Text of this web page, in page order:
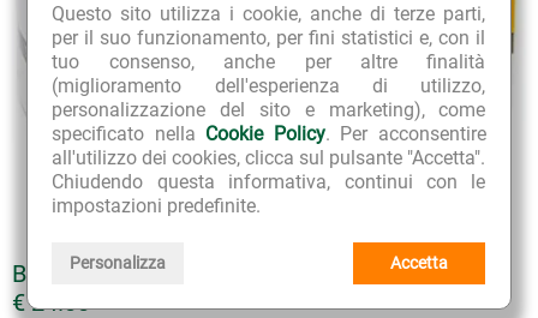
Questo sito utilizza i cookie, anche di terze parti,
per il suo funzionamento, per fini statistici e, con il
tuo consenso, anche per altre finalità
(miglioramento dell'esperienza di utilizzo,
personalizzazione del sito e marketing), come
specificato nella Cookie Policy. Per acconsentire
all'utilizzo dei cookies, clicca sul pulsante "Accetta".
Chiudendo questa informativa, continui con le
impostazioni predefinite.
Personalizza Accetta
BOSWELLIA
€ 24.00